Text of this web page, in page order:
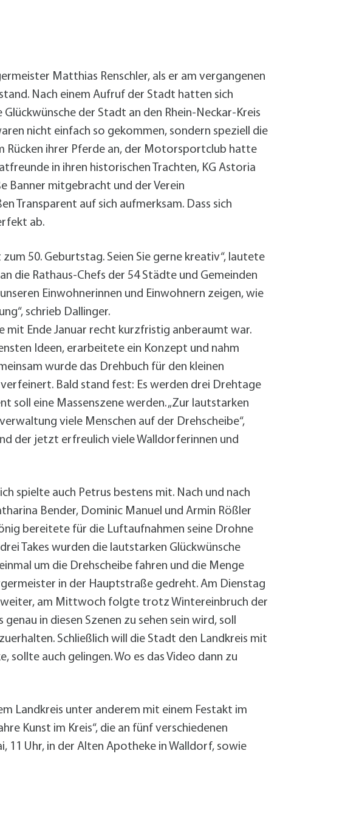
Matthias Renschler, als er am vergangenen
Nach einem Aufruf der Stadt hatten sich
der Stadt an den Rhein-Neckar-Kreis
nicht einfach so gekommen, sondern speziell die
Rücken ihrer Pferde an, der Motorsportclub hatte
in ihren historischen Trachten, KG Astoria
Banner mitgebracht und der Verein
Transparent auf sich aufmerksam. Dass sich
ab.
50. Geburtstag. Seien Sie gerne kreativ“, lautete
die Rathaus-Chefs der 54 Städte und Gemeinden
Einwohnerinnen und Einwohnern zeigen, wie
schrieb Dallinger.
mit Ende Januar recht kurzfristig anberaumt war.
Ideen, erarbeitete ein Konzept und nahm
wurde das Drehbuch für den kleinen
Bald stand fest: Es werden drei Drehtage
soll eine Massenszene werden. „Zur lautstarken
viele Menschen auf der Drehscheibe“,
der jetzt erfreulich viele Walldorferinnen und
spielte auch Petrus bestens mit. Nach und nach
Bender, Dominic Manuel und Armin Rößler
bereitete für die Luftaufnahmen seine Drohne
Takes wurden die lautstarken Glückwünsche
um die Drehscheibe fahren und die Menge
in der Hauptstraße gedreht. Am Dienstag
am Mittwoch folgte trotz Wintereinbruch der
in diesen Szenen zu sehen sein wird, soll
Schließlich will die Stadt den Landkreis mit
sollte auch gelingen. Wo es das Video dann zu
Landkreis unter anderem mit einem Festakt im
Kunst im Kreis“, die an fünf verschiedenen
11 Uhr, in der Alten Apotheke in Walldorf, sowie